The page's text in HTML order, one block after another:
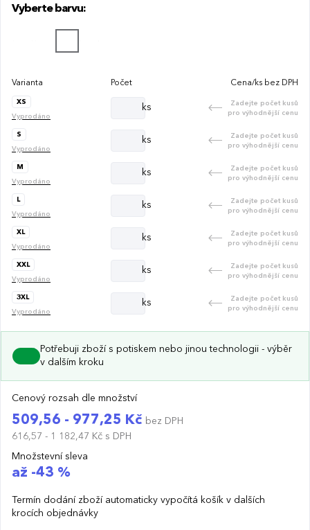
Vyberte barvu:
Varianta Počet Cena/ks bez DPH
XS
Vyprodáno
ks
Zadejte počet kusů
pro výhodnější cenu
S
Vyprodáno
ks
Zadejte počet kusů
pro výhodnější cenu
M
Vyprodáno
ks
Zadejte počet kusů
pro výhodnější cenu
L
Vyprodáno
ks
Zadejte počet kusů
pro výhodnější cenu
XL
Vyprodáno
ks
Zadejte počet kusů
pro výhodnější cenu
XXL
Vyprodáno
ks
Zadejte počet kusů
pro výhodnější cenu
3XL
Vyprodáno
ks
Zadejte počet kusů
pro výhodnější cenu
Potřebuji zboží s potiskem nebo jinou technologii - výběr
v dalším kroku
Cenový rozsah dle množství
509,56 - 977,25 Kč bez DPH
616,57 - 1 182,47 Kč s DPH
Množstevní sleva
až -43 %
Termín dodání zboží automaticky vypočítá košík v dalších
krocích objednávky